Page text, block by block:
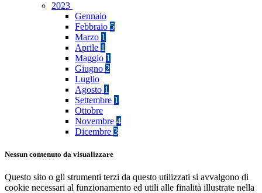
2023
Gennaio
Febbraio 5
Marzo 1
Aprile 1
Maggio 1
Giugno 2
Luglio
Agosto 1
Settembre 1
Ottobre
Novembre 4
Dicembre 3
Nessun contenuto da visualizzare
Questo sito o gli strumenti terzi da questo utilizzati si avvalgono di
cookie necessari al funzionamento ed utili alle finalità illustrate nella